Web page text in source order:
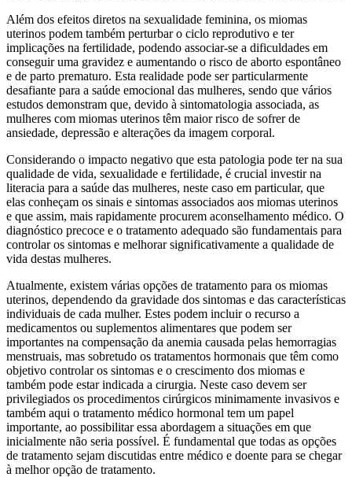
Além dos efeitos diretos na sexualidade feminina, os miomas
uterinos podem também perturbar o ciclo reprodutivo e ter
implicações na fertilidade, podendo associar-se a dificuldades em
conseguir uma gravidez e aumentando o risco de aborto espontâneo
e de parto prematuro. Esta realidade pode ser particularmente
desafiante para a saúde emocional das mulheres, sendo que vários
estudos demonstram que, devido à sintomatologia associada, as
mulheres com miomas uterinos têm maior risco de sofrer de
ansiedade, depressão e alterações da imagem corporal.
Considerando o impacto negativo que esta patologia pode ter na sua
qualidade de vida, sexualidade e fertilidade, é crucial investir na
literacia para a saúde das mulheres, neste caso em particular, que
elas conheçam os sinais e sintomas associados aos miomas uterinos
e que assim, mais rapidamente procurem aconselhamento médico. O
diagnóstico precoce e o tratamento adequado são fundamentais para
controlar os sintomas e melhorar significativamente a qualidade de
vida destas mulheres.
Atualmente, existem várias opções de tratamento para os miomas
uterinos, dependendo da gravidade dos sintomas e das características
individuais de cada mulher. Estes podem incluir o recurso a
medicamentos ou suplementos alimentares que podem ser
importantes na compensação da anemia causada pelas hemorragias
menstruais, mas sobretudo os tratamentos hormonais que têm como
objetivo controlar os sintomas e o crescimento dos miomas e
também pode estar indicada a cirurgia. Neste caso devem ser
privilegiados os procedimentos cirúrgicos minimamente invasivos e
também aqui o tratamento médico hormonal tem um papel
importante, ao possibilitar essa abordagem a situações em que
inicialmente não seria possível. É fundamental que todas as opções
de tratamento sejam discutidas entre médico e doente para se chegar
à melhor opção de tratamento.